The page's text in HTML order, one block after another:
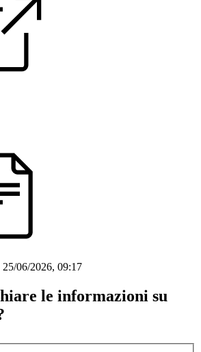
25/06/2026, 09:17
le informazioni su